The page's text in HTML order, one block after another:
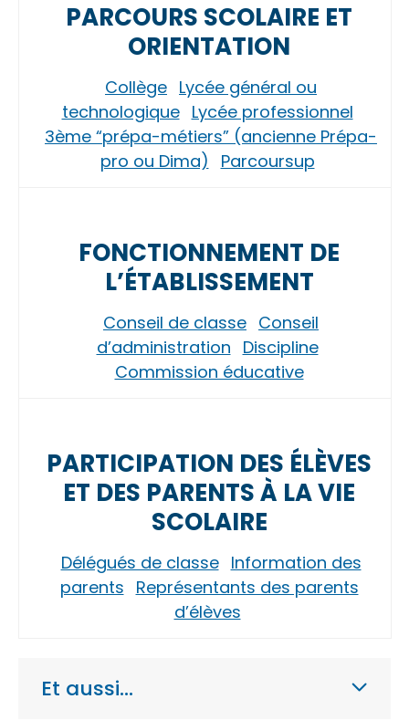
PARCOURS SCOLAIRE ET
ORIENTATION
Collège Lycée général ou
technologique Lycée professionnel
3ème “prépa-métiers” (ancienne Prépa-
pro ou Dima)
Parcoursup
FONCTIONNEMENT DE
L’ÉTABLISSEMENT
Conseil de classe Conseil
d’administration Discipline
Commission éducative
PARTICIPATION DES ÉLÈVES
ET DES PARENTS À LA VIE
SCOLAIRE
Délégués de classe Information des
parents Représentants des parents
d’élèves
Et aussi…